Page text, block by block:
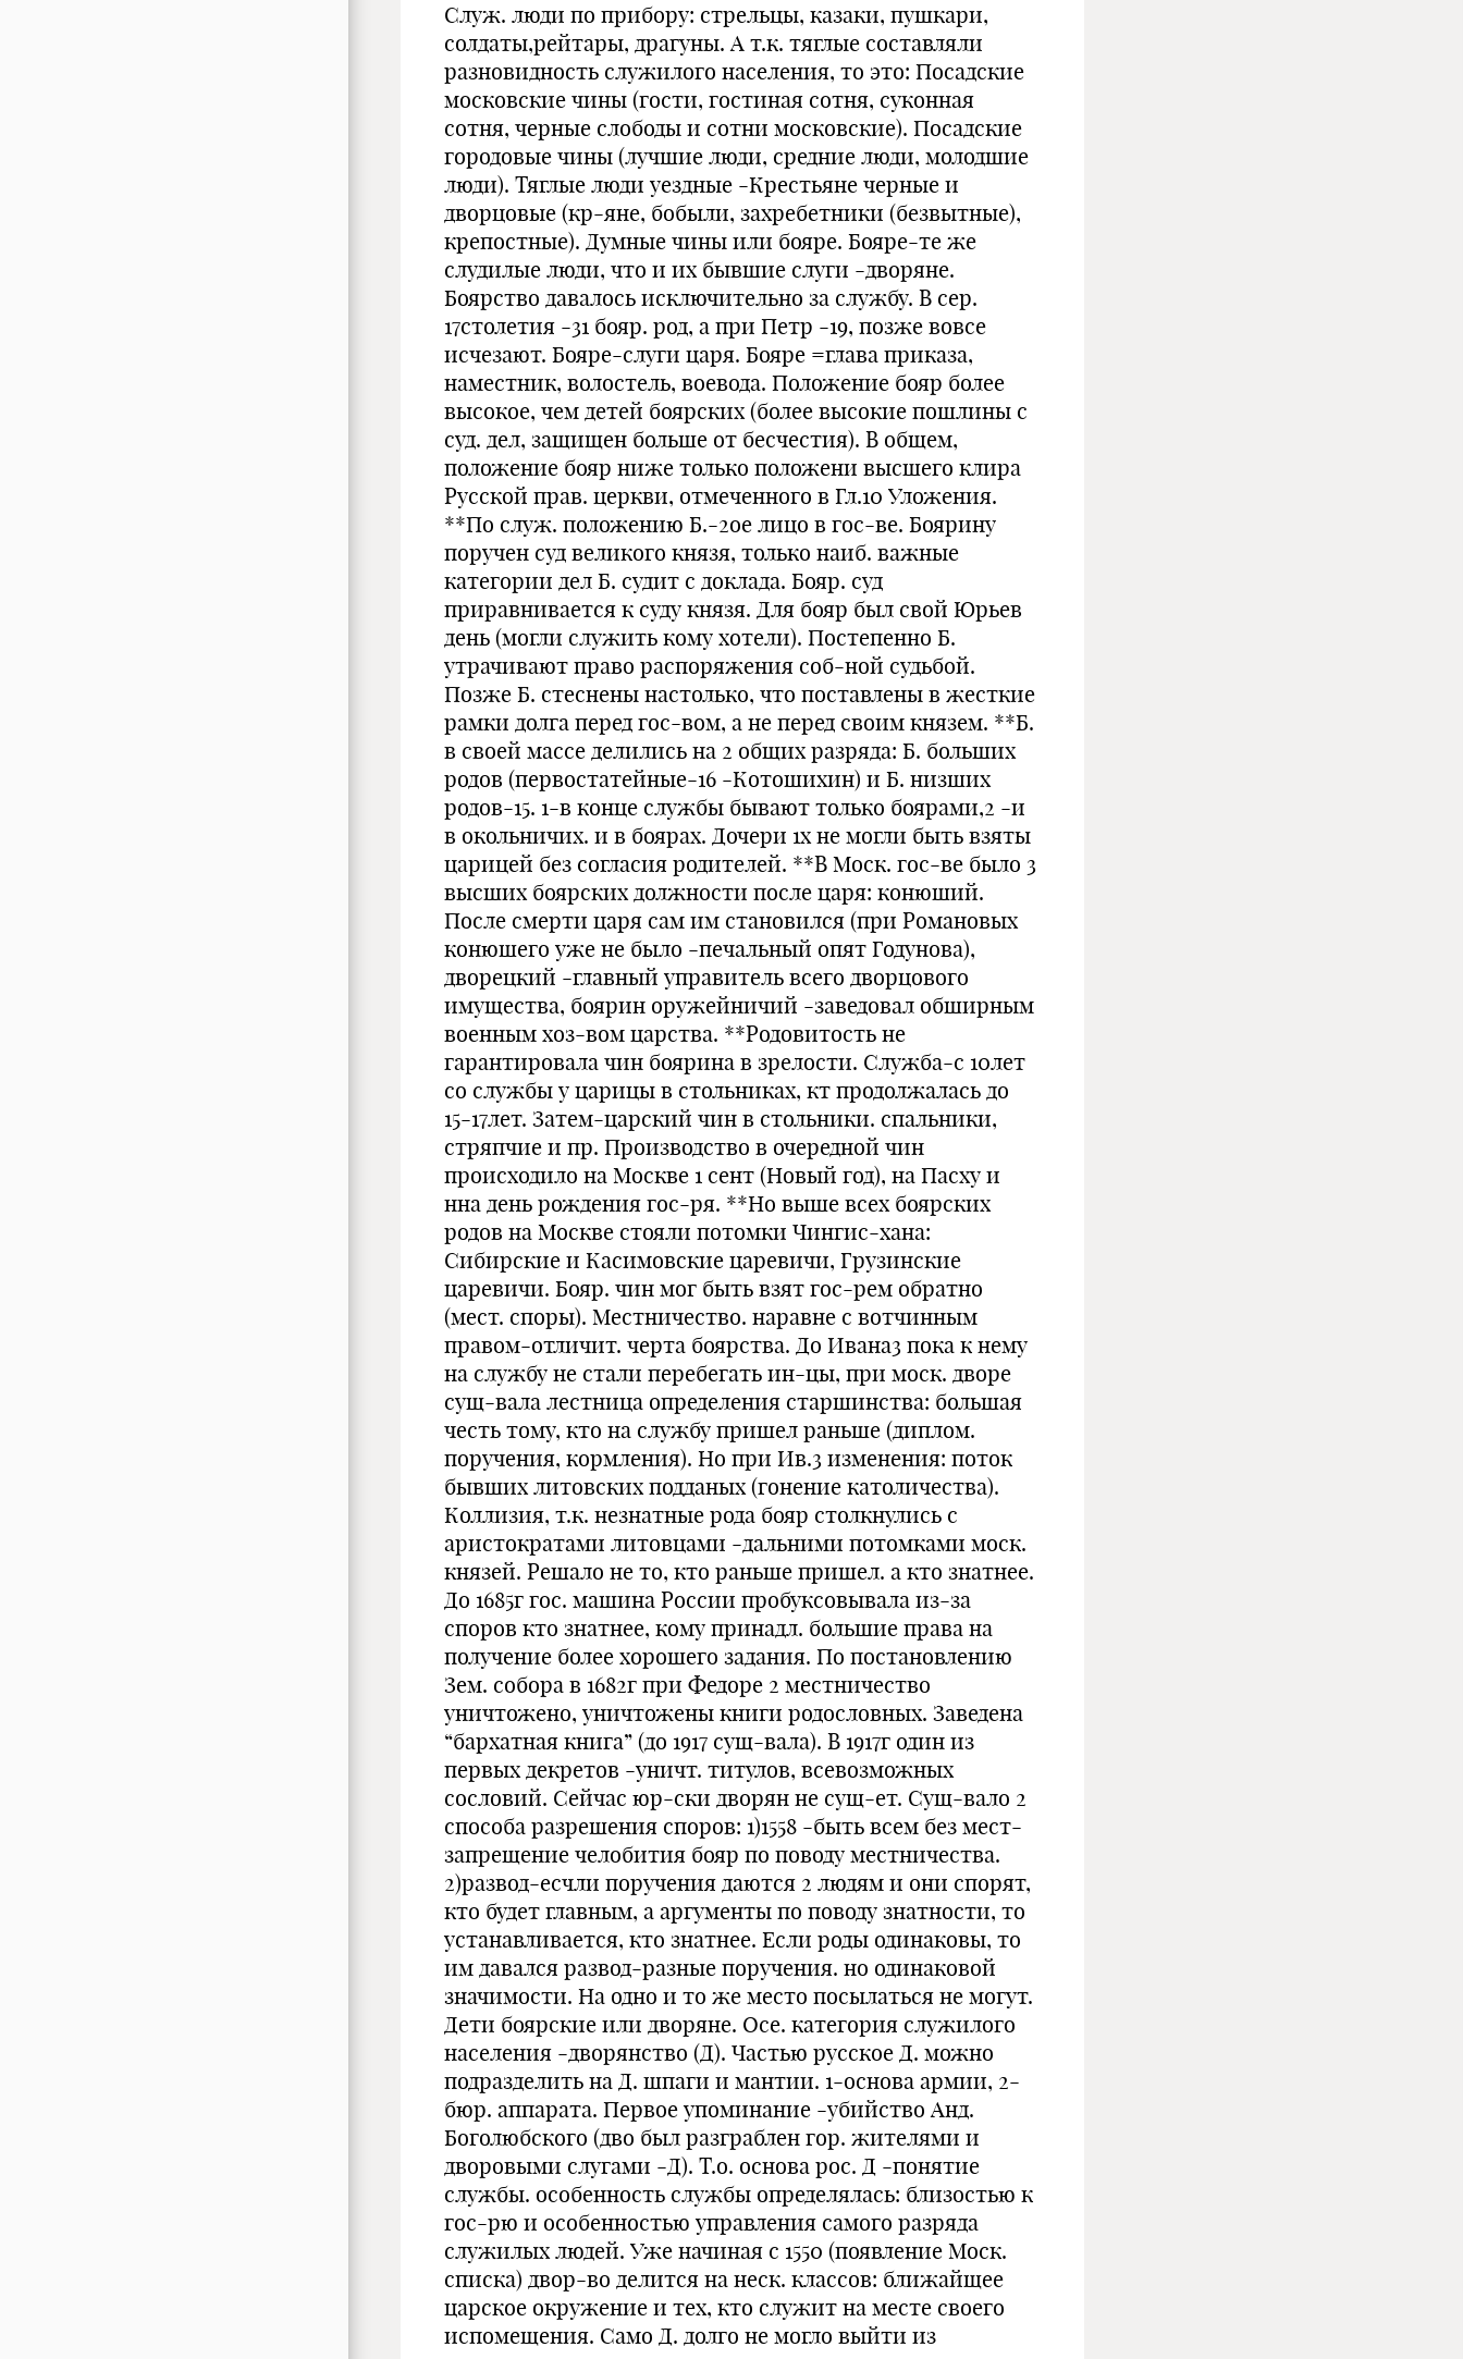
Служ. люди по прибору: стрельцы, казаки, пушкари,
солдаты,рейтары, драгуны. А т.к. тяглые составляли
разновидность служилого населения, то это: Посадские
московские чины (гости, гостиная сотня, суконная
сотня, черные слободы и сотни московские). Посадские
городовые чины (лучшие люди, средние люди, молодшие
люди). Тяглые люди уездные -Крестьяне черные и
дворцовые (кр-яне, бобыли, захребетники (безвытные),
крепостные). Думные чины или бояре. Бояре-те же
слудилые люди, что и их бывшие слуги -дворяне.
Боярство давалось исключительно за службу. В сер.
17столетия -31 бояр. род, а при Петр -19, позже вовсе
исчезают. Бояре-слуги царя. Бояре =глава приказа,
наместник, волостель, воевода. Положение бояр более
высокое, чем детей боярских (более высокие пошлины с
суд. дел, защищен больше от бесчестия). В общем,
положение бояр ниже только положени высшего клира
Русской прав. церкви, отмеченного в Гл.10 Уложения.
**По служ. положению Б.-2ое лицо в гос-ве. Боярину
поручен суд великого князя, только наиб. важные
категории дел Б. судит с доклада. Бояр. суд
приравнивается к суду князя. Для бояр был свой Юрьев
день (могли служить кому хотели). Постепенно Б.
утрачивают право распоряжения соб-ной судьбой.
Позже Б. стеснены настолько, что поставлены в жесткие
рамки долга перед гос-вом, а не перед своим князем. **Б.
в своей массе делились на 2 общих разряда: Б. больших
родов (первостатейные-16 -Котошихин) и Б. низших
родов-15. 1-в конце службы бывают только боярами,2 -и
в окольничих. и в боярах. Дочери 1х не могли быть взяты
царицей без согласия родителей. **В Моск. гос-ве было 3
высших боярских должности после царя: конюший.
После смерти царя сам им становился (при Романовых
конюшего уже не было -печальный опят Годунова),
дворецкий -главный управитель всего дворцового
имущества, боярин оружейничий -заведовал обширным
военным хоз-вом царства. **Родовитость не
гарантировала чин боярина в зрелости. Служба-с 10лет
со службы у царицы в стольниках, кт продолжалась до
15-17лет. Затем-царский чин в стольники. спальники,
стряпчие и пр. Производство в очередной чин
происходило на Москве 1 сент (Новый год), на Пасху и
нна день рождения гос-ря. **Но выше всех боярских
родов на Москве стояли потомки Чингис-хана:
Сибирские и Касимовские царевичи, Грузинские
царевичи. Бояр. чин мог быть взят гос-рем обратно
(мест. споры). Местничество. наравне с вотчинным
правом-отличит. черта боярства. До Ивана3 пока к нему
на службу не стали перебегать ин-цы, при моск. дворе
сущ-вала лестница определения старшинства: большая
честь тому, кто на службу пришел раньше (диплом.
поручения, кормления). Но при Ив.3 изменения: поток
бывших литовских подданых (гонение католичества).
Коллизия, т.к. незнатные рода бояр столкнулись с
аристократами литовцами -дальними потомками моск.
князей. Решало не то, кто раньше пришел. а кто знатнее.
До 1685г гос. машина России пробуксовывала из-за
споров кто знатнее, кому принадл. большие права на
получение более хорошего задания. По постановлению
Зем. собора в 1682г при Федоре 2 местничество
уничтожено, уничтожены книги родословных. Заведена
“бархатная книга” (до 1917 сущ-вала). В 1917г один из
первых декретов -уничт. титулов, всевозможных
сословий. Сейчас юр-ски дворян не сущ-ет. Сущ-вало 2
способа разрешения споров: 1)1558 -быть всем без мест-
запрещение челобития бояр по поводу местничества.
2)развод-есчли поручения даются 2 людям и они спорят,
кто будет главным, а аргументы по поводу знатности, то
устанавливается, кто знатнее. Если роды одинаковы, то
им давался развод-разные поручения. но одинаковой
значимости. На одно и то же место посылаться не могут.
Дети боярские или дворяне. Осе. категория служилого
населения -дворянство (Д). Частью русское Д. можно
подразделить на Д. шпаги и мантии. 1-основа армии, 2-
бюр. аппарата. Первое упоминание -убийство Анд.
Боголюбского (дво был разграблен гор. жителями и
дворовыми слугами -Д). Т.о. основа рос. Д -понятие
службы. особенность службы определялась: близостью к
гос-рю и особенностью управления самого разряда
служилых людей. Уже начиная с 1550 (появление Моск.
списка) двор-во делится на неск. классов: ближайщее
царское окружение и тех, кто служит на месте своего
испомещения. Само Д. долго не могло выйти из